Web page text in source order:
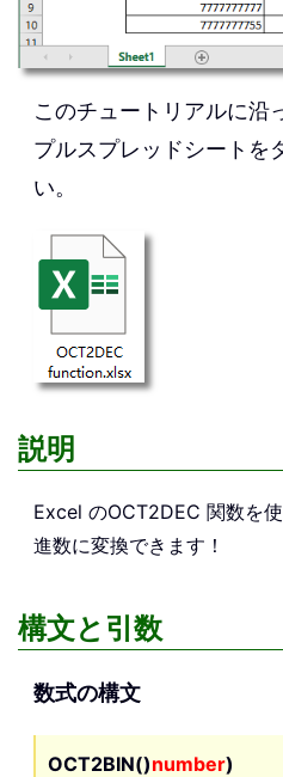
このチュートリアルに沿
プルスプレッドシートを
い。
説明
Excel のOCT2DEC 関数を
進数に変換できます！
構文と引数
数式の構文
OCT2BIN()number)